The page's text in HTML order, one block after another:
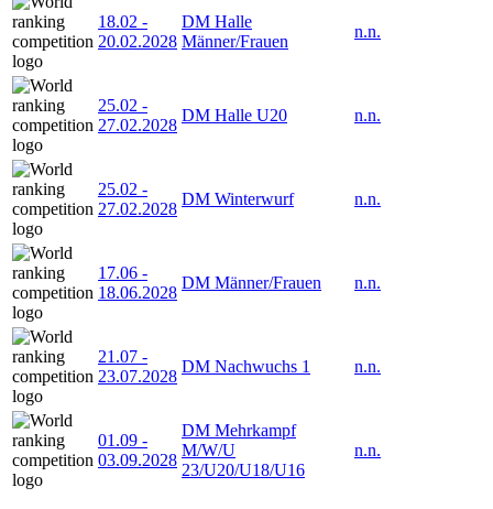
18.02 -
20.02.2028
DM Halle
Männer/Frauen
n.n.
25.02 -
27.02.2028
DM Halle U20 n.n.
25.02 -
27.02.2028
DM Winterwurf n.n.
17.06 -
18.06.2028
DM Männer/Frauen n.n.
21.07 -
23.07.2028
DM Nachwuchs 1 n.n.
01.09 -
03.09.2028
DM Mehrkampf
M/W/U
23/U20/U18/U16
n.n.